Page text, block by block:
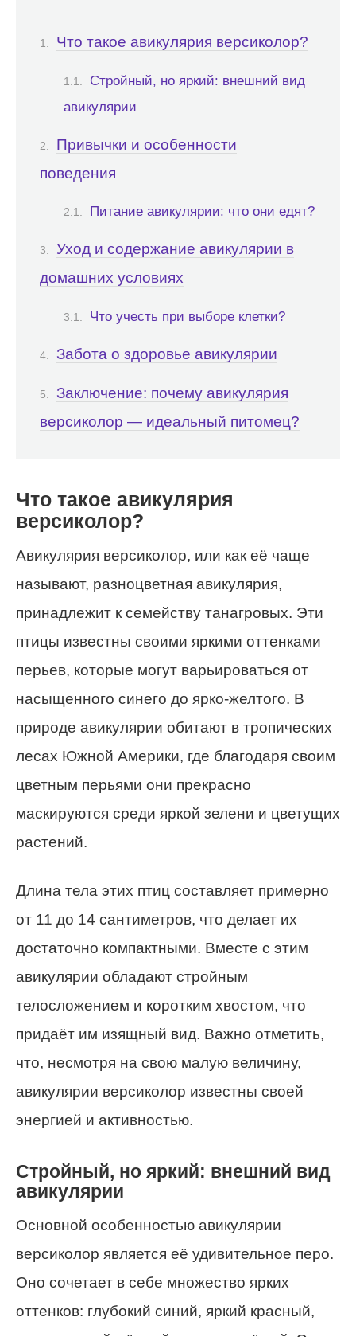
Что такое авикулярия версиколор?
Стройный, но яркий: внешний вид
авикулярии
Привычки и особенности
поведения
Питание авикулярии: что они едят?
Уход и содержание авикулярии в
домашних условиях
Что учесть при выборе клетки?
Забота о здоровье авикулярии
Заключение: почему авикулярия
версиколор — идеальный питомец?
Что такое авикулярия
версиколор?
Авикулярия версиколор, или как её чаще
называют, разноцветная авикулярия,
принадлежит к семейству танагровых. Эти
птицы известны своими яркими оттенками
перьев, которые могут варьироваться от
насыщенного синего до ярко-желтого. В
природе авикулярии обитают в тропических
лесах Южной Америки, где благодаря своим
цветным перьями они прекрасно
маскируются среди яркой зелени и цветущих
растений.
Длина тела этих птиц составляет примерно
от 11 до 14 сантиметров, что делает их
достаточно компактными. Вместе с этим
авикулярии обладают стройным
телосложением и коротким хвостом, что
придаёт им изящный вид. Важно отметить,
что, несмотря на свою малую величину,
авикулярии версиколор известны своей
энергией и активностью.
Стройный, но яркий: внешний вид
авикулярии
Основной особенностью авикулярии
версиколор является её удивительное перо.
Оно сочетает в себе множество ярких
оттенков: глубокий синий, яркий красный,